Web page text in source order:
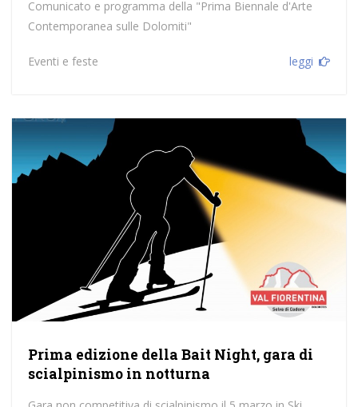
Comunicato e programma della "Prima Biennale d'Arte
Contemporanea sulle Dolomiti"
Eventi e feste leggi
Prima edizione della Bait Night, gara di
scialpinismo in notturna